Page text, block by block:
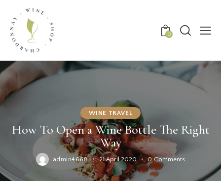
0
WINE TRAVEL
How To Open a Wine Bottle The Right
Way
admin4668 21 April 2020 0 Comments